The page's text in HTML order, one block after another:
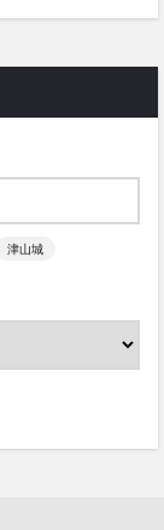
津山城